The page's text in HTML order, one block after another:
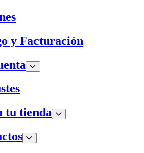
y Facturación
tu tienda